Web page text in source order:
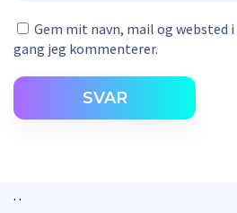
Gem mit navn, mail og websted
gang jeg kommenterer.
SVAR
. .